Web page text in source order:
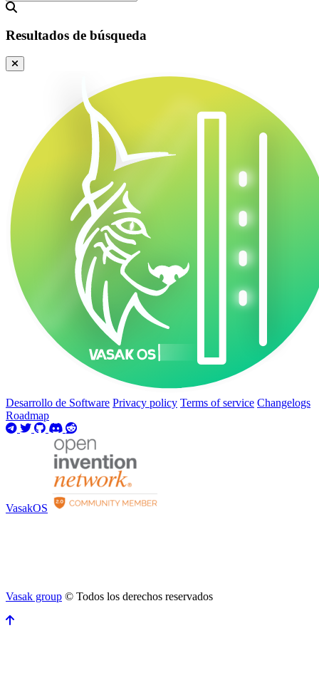
Resultados de búsqueda
Desarrollo de Software Privacy policy Terms of service Changelogs
Roadmap
VasakOS
Vasak group © Todos los derechos reservados